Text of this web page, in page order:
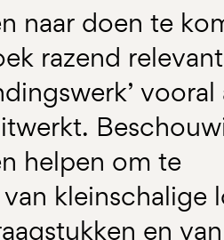
naar doen te
razend
helpen om te
kleinschalige
en